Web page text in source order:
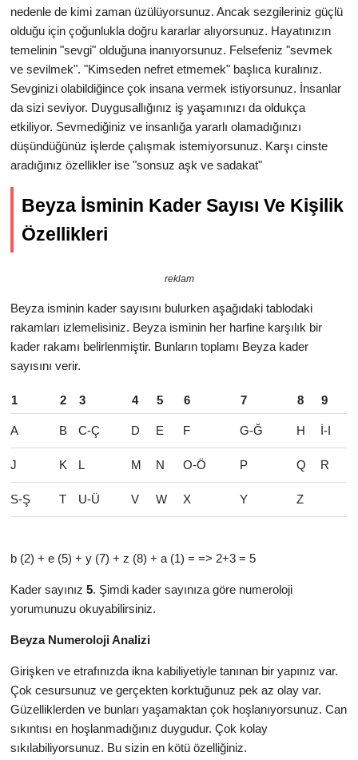
nedenle de kimi zaman üzülüyorsunuz. Ancak sezgileriniz güçlü
olduğu için çoğunlukla doğru kararlar alıyorsunuz. Hayatınızın
temelinin "sevgi" olduğuna inanıyorsunuz. Felsefeniz "sevmek
ve sevilmek". "Kimseden nefret etmemek" başlıca kuralınız.
Sevginizi olabildiğince çok insana vermek istiyorsunuz. İnsanlar
da sizi seviyor. Duygusallığınız iş yaşamınızı da oldukça
etkiliyor. Sevmediğiniz ve insanlığa yararlı olamadığınızı
düşündüğünüz işlerde çalışmak istemiyorsunuz. Karşı cinste
aradığınız özellikler ise "sonsuz aşk ve sadakat"
Beyza İsminin Kader Sayısı Ve Kişilik
Özellikleri
reklam
Beyza isminin kader sayısını bulurken aşağıdaki tablodaki
rakamları izlemelisiniz. Beyza isminin her harfine karşılık bir
kader rakamı belirlenmiştir. Bunların toplamı Beyza kader
sayısını verir.
1 2 3 4 5 6 7 8 9
A B C-Ç D E F G-Ğ H İ-I
J K L M N O-Ö P Q R
S-Ş T U-Ü V W X Y Z
b (2) + e (5) + y (7) + z (8) + a (1) = => 2+3 = 5
Kader sayınız5. Şimdi kader sayınıza göre numeroloji
yorumunuzu okuyabilirsiniz.
Beyza Numeroloji Analizi
Girişken ve etrafınızda ikna kabiliyetiyle tanınan bir yapınız var.
Çok cesursunuz ve gerçekten korktuğunuz pek az olay var.
Güzelliklerden ve bunları yaşamaktan çok hoşlanıyorsunuz. Can
sıkıntısı en hoşlanmadığınız duygudur. Çok kolay
sıkılabiliyorsunuz. Bu sizin en kötü özelliğiniz.